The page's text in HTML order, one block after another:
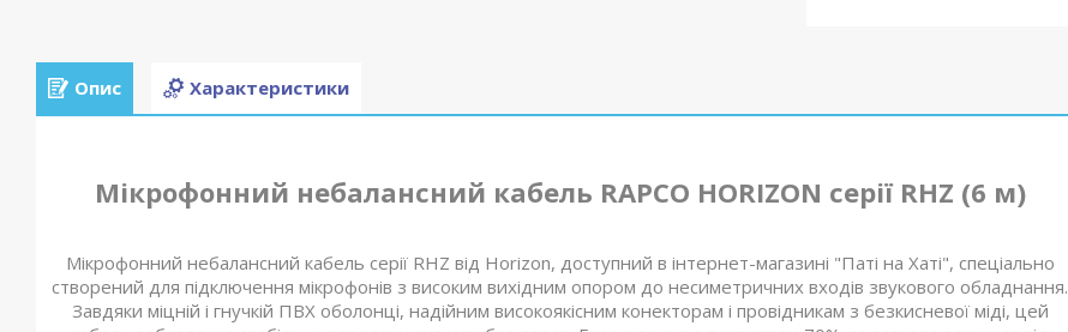
Опис Характеристики
Мікрофонний небалансний кабель RAPCO HORIZON серії RHZ (6 м)
Мікрофонний небалансний кабель серії RHZ від Horizon, доступний в інтернет-магазині "Паті на Хаті", спеціально
створений для підключення мікрофонів з високим вихідним опором до несиметричних входів звукового обладнання.
Завдяки міцній і гнучкій ПВХ оболонці, надійним високоякісним конекторам і провідникам з безкисневої міді, цей